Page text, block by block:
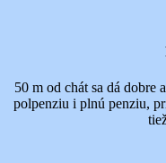
50 m od chát sa dá dobre
polpenziu i plnú penziu,